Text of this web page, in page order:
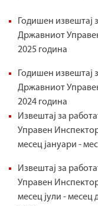
п
f
Годишен извештај
Државниот
2025 година
Годишен извештај
Државниот
2024 година
Извештај за
Управен
месец јануари -
Извештај за
Управен
месец јули - месец